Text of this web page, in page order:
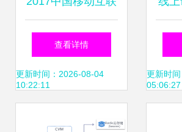
网市场数据盘点 十
大领域与趋势前瞻
查看详情
更新时间：2026-08-04
10:22:11
与
入门
更新时
05:06:27